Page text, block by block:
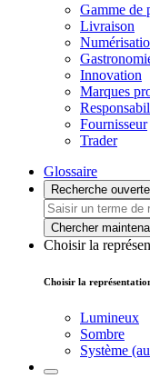
Gamme de
Livraison
Innovation
Marques
Fournisseur
Trader
Glossaire
Recherche ouverte
Chercher
Choisir la
Choisir la
Lumineux
Sombre
Système